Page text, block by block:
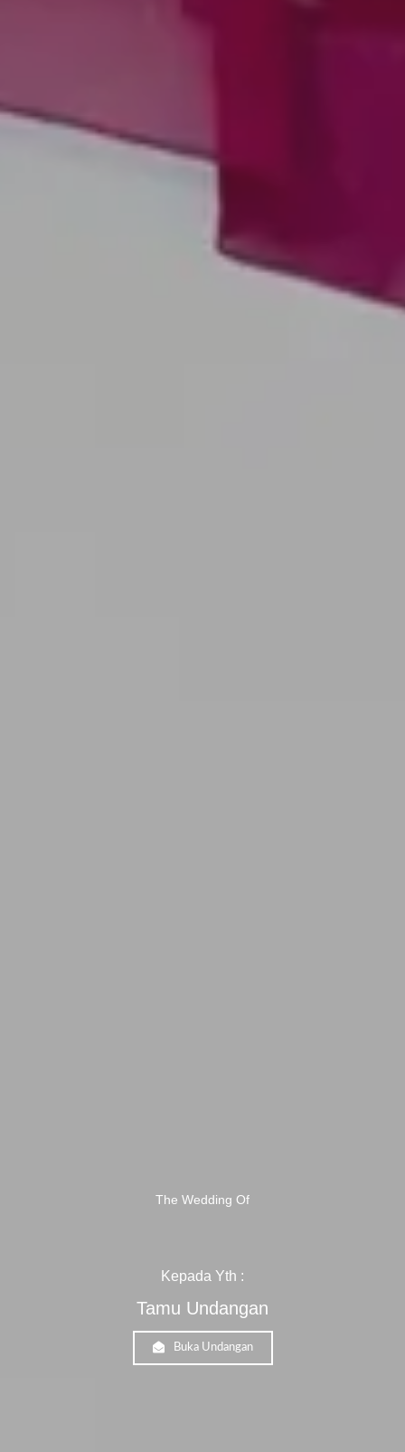
The Wedding Of
Kepada Yth :
Tamu Undangan
Buka Undangan